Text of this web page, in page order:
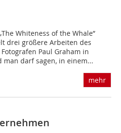
Whiteness of the Whale”
drei größere Arbeiten des
Paul Graham in
man darf sagen, in einem...
mehr